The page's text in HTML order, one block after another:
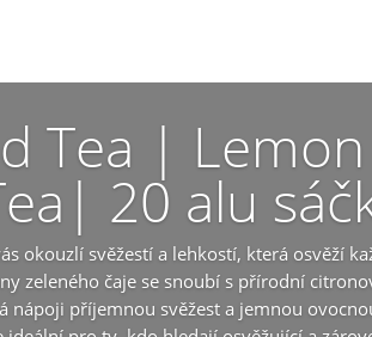
Tea | Lemon
20 alu
okouzlí svěžestí a lehkostí, která osvěží
zeleného čaje se snoubí s přírodní
nápoji příjemnou svěžest a jemnou